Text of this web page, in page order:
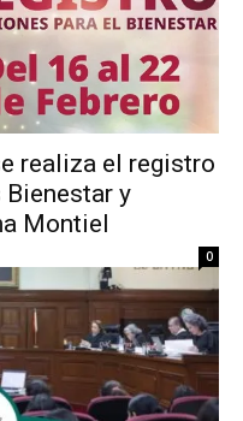
realiza el registro
y
Montiel
0